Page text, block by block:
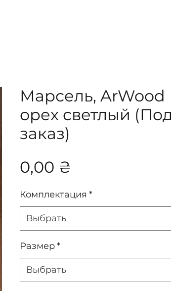
Марсель, ArWood
орех светлый
заказ)
0,00 ₴
Комплектация *
Выбрать
Размер*
Выбрать